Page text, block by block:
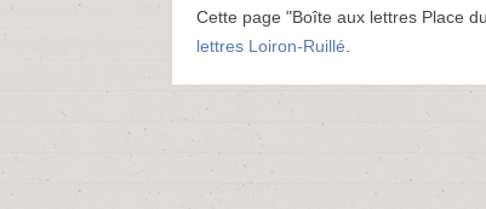
Cette page "Boîte aux lettres Place
lettres Loiron-Ruillé.